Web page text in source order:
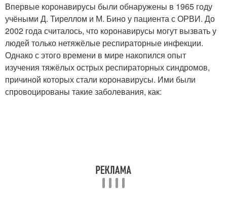
Впервые коронавирусы были обнаружены в 1965 году
учёными Д. Тиреллом и М. Бино у пациента с ОРВИ. До
2002 года считалось, что коронавирусы могут вызвать у
людей только нетяжёлые респираторные инфекции.
Однако с этого времени в мире накопился опыт
изучения тяжёлых острых респираторных синдромов,
причиной которых стали коронавирусы. Ими были
спровоцированы такие заболевания, как: